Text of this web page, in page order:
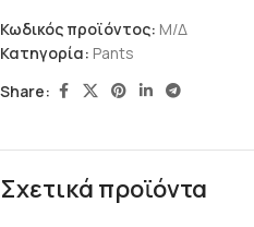
Κωδικός προϊόντος: Μ/Δ
Κατηγορία: Pants
Share:
Σχετικά προϊόντα